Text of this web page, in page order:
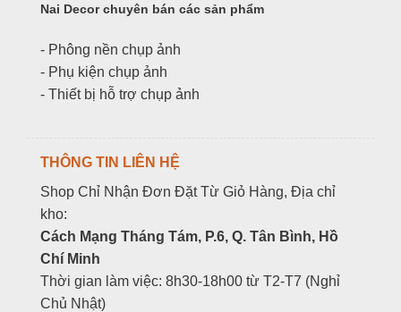
Nai Decor chuyên bán các sản phẩm
- Phông nền chụp ảnh
- Phụ kiện chụp ảnh
- Thiết bị hỗ trợ chụp ảnh
THÔNG TIN LIÊN HỆ
Shop Chỉ Nhận Đơn Đặt Từ Giỏ Hàng, Địa chỉ
kho:
Cách Mạng Tháng Tám, P.6, Q. Tân Bình, Hồ
Chí Minh
Thời gian làm việc: 8h30-18h00 từ T2-T7 (Nghỉ
Chủ Nhật)